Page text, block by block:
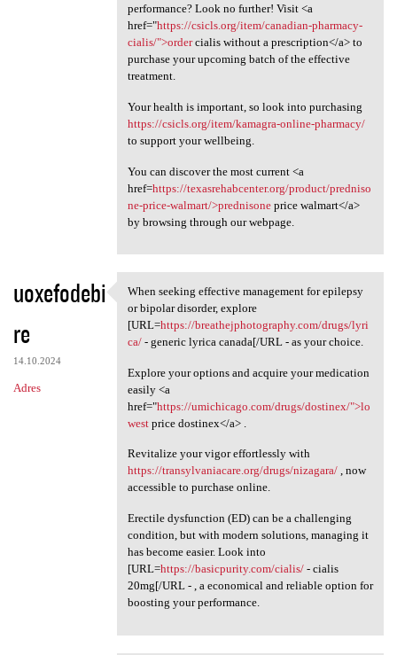
performance? Look no further! Visit <a
href="https://csicls.org/item/canadian-pharmacy-
cialis/">ordercialis without a prescription</a> to
purchase your upcoming batch of the effective
treatment.
Your health is important, so look into purchasing
https://csicls.org/item/kamagra-online-pharmacy/
to support your wellbeing.
You can discover the most current <a
href=https://texasrehabcenter.org/product/predniso
ne-price-walmart/>prednisoneprice walmart</a>
by browsing through our webpage.
uoxefodebi
re
14.10.2024
Adres
When seeking effective
When seeking effective management for epilepsy
or bipolar disorder, explore
[URL=https://breathejphotography.com/drugs/lyri
ca/- generic lyrica canada[/URL - as your choice.
Explore your options and acquire your medication
easily <a
href="https://umichicago.com/drugs/dostinex/">lo
westprice dostinex</a> .
Revitalize your vigor effortlessly with
https://transylvaniacare.org/drugs/nizagara/, now
accessible to purchase online.
Erectile dysfunction (ED) can be a challenging
condition, but with modern solutions, managing it
has become easier. Look into
[URL=https://basicpurity.com/cialis/- cialis
20mg[/URL - , a economical and reliable option for
boosting your performance.